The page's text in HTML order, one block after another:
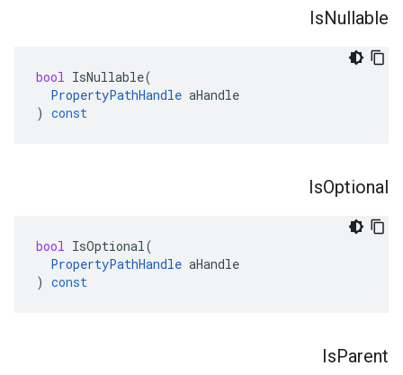
IsNullable
bool IsNullable(
PropertyPathHandle aHandle
) const
IsOptional
bool IsOptional(
PropertyPathHandle aHandle
) const
IsParent